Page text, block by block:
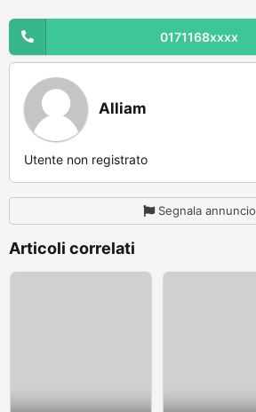
0171168xxxx
Alliam
Utente non registrato
Segnala annuncio
Articoli correlati